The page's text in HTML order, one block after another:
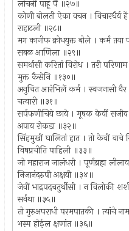
लोचनीं पाहूं पैं ॥२७॥
कोणी बोलती ऐका वचन । विचारधैर्य
राहाटली ॥२८॥
मग कानीफ क्रोधयुक्त बोले । कर्म
सबळ आणिला ॥२९॥
समर्थासी करितां विरोध । तरी
मुक्त कैसेनि ॥१३०॥
अनुचित आरंभिलें कर्म । स्वजनासी वैर
चत्वारी ॥३१॥
सर्पफणीचिये छाये । मूषक केवीं सजीव
अपाय रोकडा ॥३२॥
सिंहमुखीं घालितां हात । तो केवीं
विषप्रचीति पाहिली ॥३३॥
जो महाराज जालंधरी । पूर्णब्रह्म
निजानंदरुपी अक्षयी ॥३४॥
जेवीं भाद्रपदचतुर्थीसी । न विलोकी
सर्वथा ॥३५॥
तो गुरुअपराधी परमपातकी । त्यांचे
भस्म होईल क्षणांत ॥३६॥